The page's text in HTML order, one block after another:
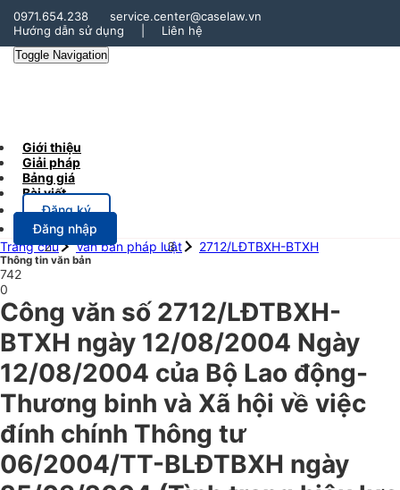
0971.654.238
service.center@caselaw.vn
Hướng dẫn sử dụng
Liên hệ
Toggle Navigation
Giới thiệu
Giải pháp
Bảng giá
Bài viết
Đăng ký
Đăng nhập
Trang chủ
Văn bản pháp luật 2712/LĐTBXH-BTXH
Thông tin văn bản
742
0
Công văn số 2712/LĐTBXH-
BTXH ngày 12/08/2004 Ngày
12/08/2004 của Bộ Lao động-
Thương binh và Xã hội về việc
đính chính Thông tư
06/2004/TT-BLĐTBXH ngày